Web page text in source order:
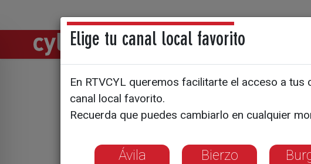
Directos Noticias
27 ºC a las 11
Norte se
Elige tu canal local favorito
En RTVCYL queremos facilitarte el acceso a
canal local favorito.
Recuerda que puedes cambiarlo en cualquier
Ávila Bierzo